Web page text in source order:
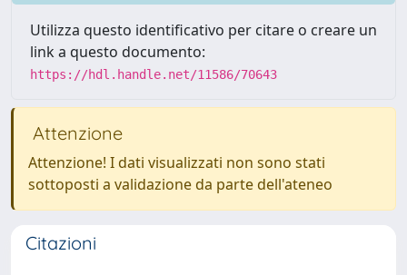
Utilizza questo identificativo per citare o creare un
link a questo documento:
https://hdl.handle.net/11586/70643
Attenzione
Attenzione! I dati visualizzati non sono stati
sottoposti a validazione da parte dell'ateneo
Citazioni